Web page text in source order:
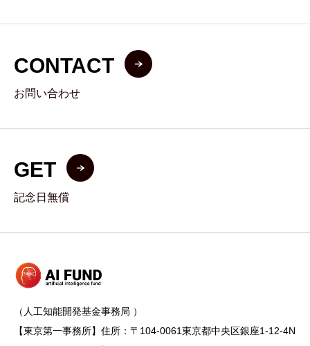
CONTACT
お問い合わせ
GET
記念日無償
（人工知能開発基金事務局 ）
【東京第一事務所】住所：〒104-0061東京都中央区銀座1-12-4N